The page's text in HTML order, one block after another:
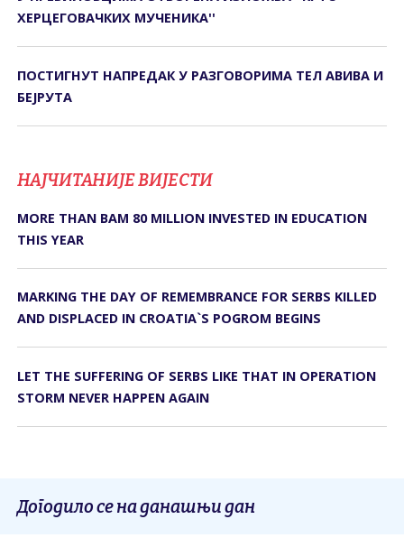
ХЕРЦЕГОВАЧКИХ МУЧЕНИКА''
ПОСТИГНУТ НАПРЕДАК У РАЗГОВОРИМА ТЕЛ АВИВА И
БЕЈРУТА
НАЈЧИТАНИЈЕ ВИЈЕСТИ
MORE THAN BAM 80 MILLION INVESTED IN EDUCATION
THIS YEAR
MARKING THE DAY OF REMEMBRANCE FOR SERBS KILLED
AND DISPLACED IN CROATIA`S POGROM BEGINS
LET THE SUFFERING OF SERBS LIKE THAT IN OPERATION
STORM NEVER HAPPEN AGAIN
Догодило се на данашњи дан